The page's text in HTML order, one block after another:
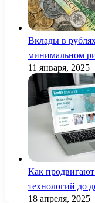
Вклады в
минимальном
11 января, 2025
Как
технологий до
18 апреля, 2025